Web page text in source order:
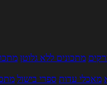
מתכונים ללא גלוטן
מאכלי עדות ספרי בישול